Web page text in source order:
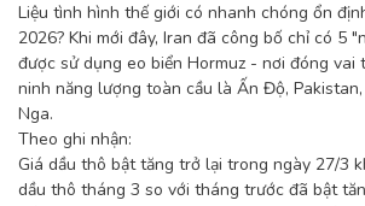
Liệu tình hình thế giới có nhanh chóng ổn
2026? Khi mới đây, Iran đã công bố chỉ có 5
được sử dụng eo biển Hormuz - nơi đóng
ninh năng lượng toàn cầu là Ấn Độ,
Nga.
Theo ghi nhận:
Giá dầu thô bật tăng trở lại trong ngày 27/3
dầu thô tháng 3 so với tháng trước đã bật